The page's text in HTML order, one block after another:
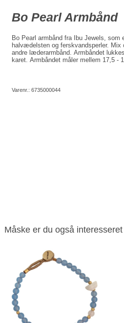
Bo Pearl Armbånd
Bo Pearl armbånd fra Ibu Jewels, som
halvædelsten og ferskvandsperler. Mix
andre læderarmbånd. Armbåndet
karet. Armbåndet måler mellem 17,5 -
Varenr.: 6735000044
Måske er du også